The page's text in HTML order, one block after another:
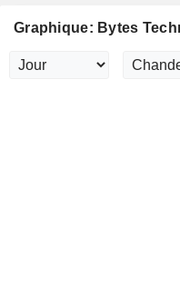
Graphique: Bytes